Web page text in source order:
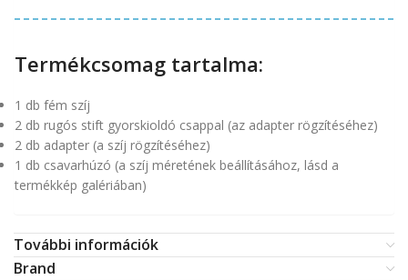
Termékcsomag tartalma:
1 db fém szíj
2 db rugós stift gyorskioldó csappal (az adapter rögzítéséhez)
2 db adapter (a szíj rögzítéséhez)
1 db csavarhúzó (a szíj méretének beállításához, lásd a
termékkép galériában)
További információk
Brand